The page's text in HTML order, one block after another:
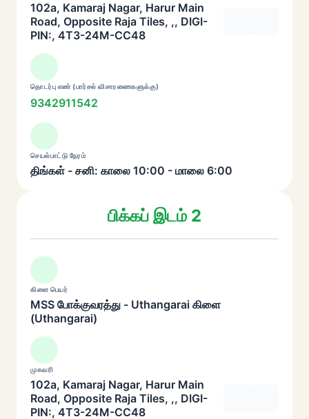
102a, Kamaraj Nagar, Harur Main
Road, Opposite Raja Tiles, ,, DIGI-
PIN:, 4T3-24M-CC48
தொடர்பு எண் (பார்சல் விசாரணைகளுக்கு)
9342911542
செயல்பாட்டு நேரம்
திங்கள் - சனி: காலை 10:00 - மாலை 6:00
பிக்கப் இடம் 2
கிளை பெயர்
MSS போக்குவரத்து - Uthangarai கிளை
(Uthangarai)
முகவரி
102a, Kamaraj Nagar, Harur Main
Road, Opposite Raja Tiles, ,, DIGI-
PIN:, 4T3-24M-CC48